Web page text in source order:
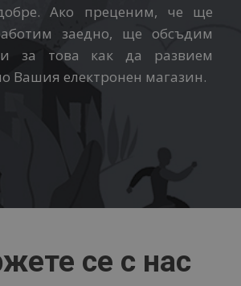
Ако преценим, че ще
заедно, ще обсъдим
за това как да развием
Вашия електронен магазин.
се с нас